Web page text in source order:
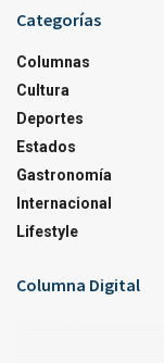
Categorías
Columnas
Cultura
Deportes
Estados
Gastronomía
Internacional
Lifestyle
Columna Digital